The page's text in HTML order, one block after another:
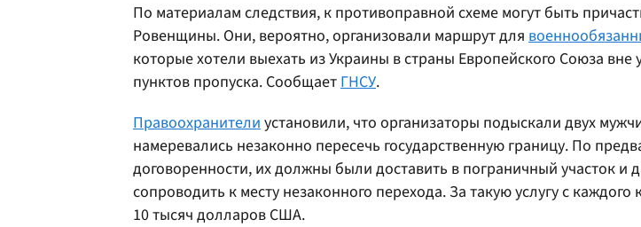
По материалам следствия, к противоправной схеме могут быть
Ровенщины. Они, вероятно, организовали маршрут для
которые хотели выехать из Украины в страны Европейского Союза вне
пунктов пропуска. Сообщает ГНСУ.
Правоохранители установили, что организаторы подыскали двух
намеревались незаконно пересечь государственную границу. По
договоренности, их должны были доставить в пограничный участок и
сопроводить к месту незаконного перехода. За такую услугу с каждого
10 тысяч долларов США.